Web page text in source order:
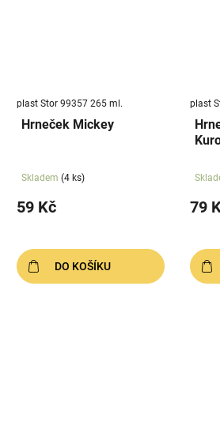
plast Stor 99357 265 ml.
Hrneček Mickey
Skladem (4 ks)
59 Kč
DO KOŠÍKU
plast
79